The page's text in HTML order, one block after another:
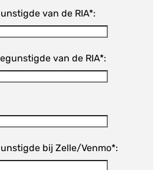
van de RIA*:
van de RIA*:
bij Zelle/Venmo*: